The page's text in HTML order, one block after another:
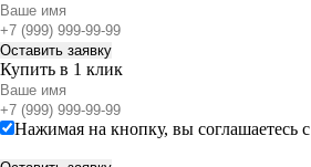
Купить в 1 клик
Нажимая на кнопку, вы соглашаетесь с